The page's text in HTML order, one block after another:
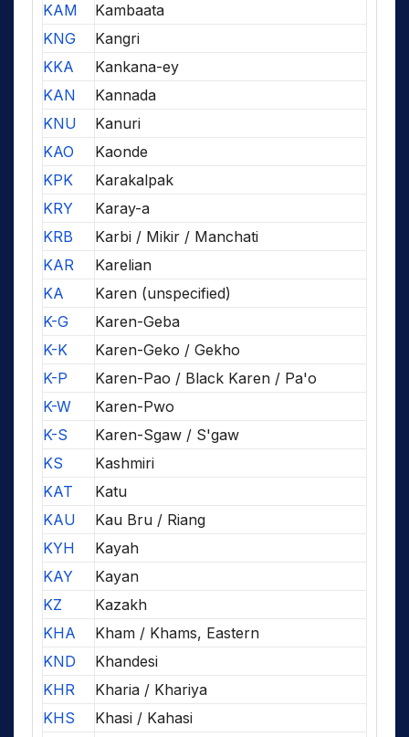
KAM
Kambaata
KNG
Kangri
KKA
Kankana-ey
KAN
Kannada
KNU
Kanuri
KAO
Kaonde
KPK
Karakalpak
KRY
Karay-a
KRB
Karbi / Mikir / Manchati
KAR
Karelian
KA
Karen (unspecified)
K-G
Karen-Geba
K-K
Karen-Geko / Gekho
K-P
Karen-Pao / Black Karen / Pa'o
K-W
Karen-Pwo
K-S
Karen-Sgaw / S'gaw
KS
Kashmiri
KAT
Katu
KAU
Kau Bru / Riang
KYH
Kayah
KAY
Kayan
KZ
Kazakh
KHA
Kham / Khams, Eastern
KND
Khandesi
KHR
Kharia / Khariya
KHS
Khasi / Kahasi